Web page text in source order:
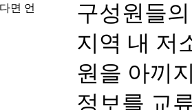
면 언
구성원들
지역 내 저
원을 아끼
정보를 교